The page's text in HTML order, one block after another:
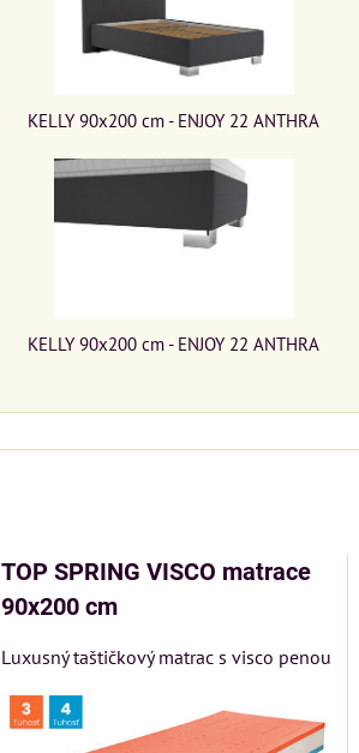
KELLY 90x200 cm - ENJOY 22 ANTHRA
KELLY 90x200 cm - ENJOY 22 ANTHRA
TOP SPRING VISCO matrace
90x200 cm
Luxusný taštičkový matrac s visco penou